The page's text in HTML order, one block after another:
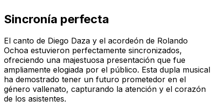
Sincronía perfecta
El canto de Diego Daza y el acordeón de Rolando
Ochoa estuvieron perfectamente sincronizados,
ofreciendo una majestuosa presentación que fue
ampliamente elogiada por el público. Esta dupla musical
ha demostrado tener un futuro prometedor en el
género vallenato, capturando la atención y el corazón
de los asistentes.